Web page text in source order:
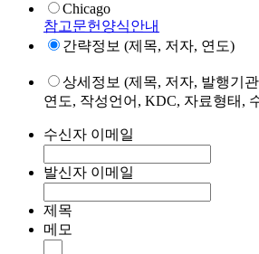
Chicago
참고문헌양식안내
간략정보 (제목, 저자, 연도)
상세정보 (제목, 저자, 발행기
연도, 작성언어, KDC, 자료형태,
수신자 이메일
발신자 이메일
제목
메모